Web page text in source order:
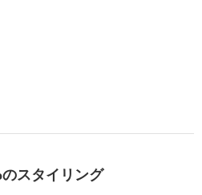
スタイリング